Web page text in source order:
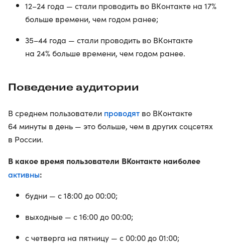
12–24 года — стали проводить во ВКонтакте на 17%
больше времени, чем годом ранее;
35–44 года — стали проводить во ВКонтакте
на 24% больше времени, чем годом ранее.
Поведение аудитории
В среднем пользователи проводят во ВКонтакте
64 минуты в день — это больше, чем в других соцсетях
в России.
В какое время пользователи ВКонтакте наиболее
активны:
будни — с 18:00 до 00:00;
выходные — с 16:00 до 00:00;
с четверга на пятницу — с 00:00 до 01:00;